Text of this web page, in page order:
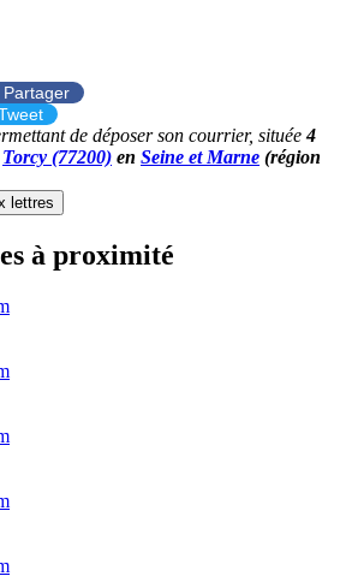
Partager
de déposer son courrier, située4
Torcy (77200) en Seine et Marne (région
lettres
à proximité